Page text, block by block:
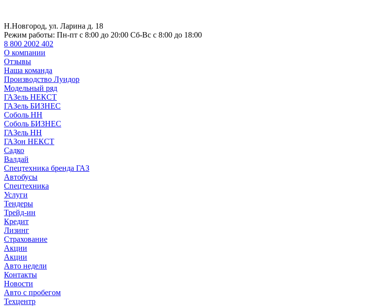
Н.Новгород, ул. Ларина д. 18
Режим работы: Пн-пт с 8:00 до 20:00 Сб-Вс с 8:00 до 18:00
8 800 2002 402
О компании
Отзывы
Наша команда
Производство Луидор
Модельный ряд
ГАЗель НЕКСТ
ГАЗель БИЗНЕС
Соболь НН
Соболь БИЗНЕС
ГАЗель НН
ГАЗон НЕКСТ
Садко
Валдай
Спецтехника бренда ГАЗ
Автобусы
Спецтехника
Услуги
Тендеры
Трейд-ин
Кредит
Лизинг
Страхование
Акции
Акции
Авто недели
Контакты
Новости
Авто с пробегом
Техцентр